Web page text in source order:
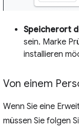
Speicherort
sein. Marke
installieren
Von einem
Wenn Sie eine
müssen Sie folgen